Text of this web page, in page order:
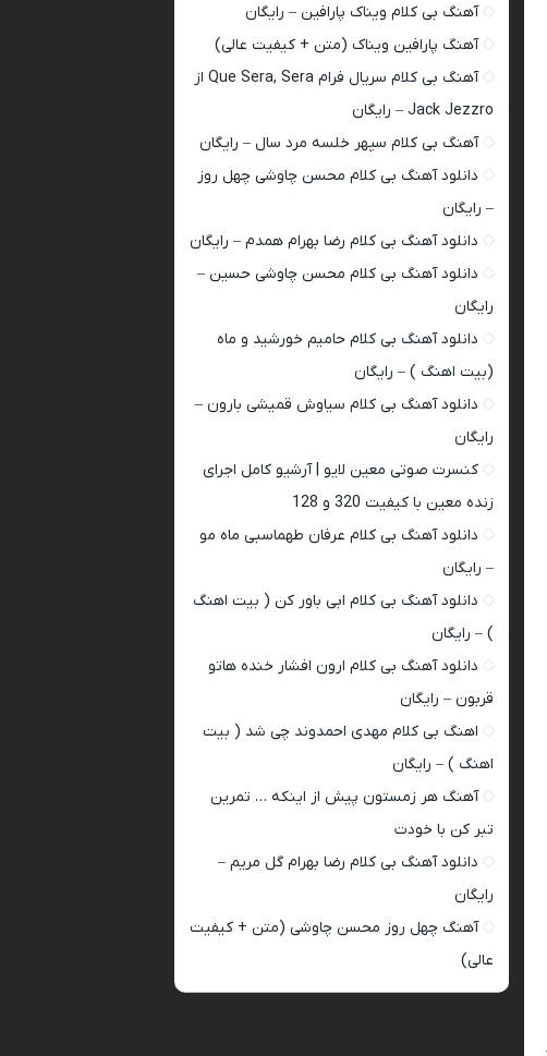
آهنگ بی کلام ویناک پارافین – رایگان
آهنگ پارافین ویناک (متن + کیفیت عالی)
آهنگ بی کلام سریال فرام Que Sera, Sera از
Jack Jezzro – رایگان
آهنگ بی کلام سپهر خلسه مرد سال – رایگان
دانلود آهنگ بی کلام محسن چاوشی چهل روز
– رایگان
دانلود آهنگ بی کلام رضا بهرام همدم – رایگان
دانلود آهنگ بی کلام محسن چاوشی حسین –
رایگان
دانلود آهنگ بی کلام حامیم خورشید و ماه
(بیت اهنگ ) – رایگان
دانلود آهنگ بی کلام سیاوش قمیشی بارون –
رایگان
کنسرت صوتی معین لایو | آرشیو کامل اجرای
زنده معین با کیفیت 320 و 128
دانلود آهنگ بی کلام عرفان طهماسبی ماه مو
– رایگان
دانلود آهنگ بی کلام ابی باور کن ( بیت اهنگ
) – رایگان
دانلود آهنگ بی کلام ارون افشار خنده هاتو
قربون – رایگان
اهنگ بی کلام مهدی احمدوند چی شد ( بیت
اهنگ ) – رایگان
آهنگ هر زمستون پیش از اینکه … تمرین
تبر کن با خودت
دانلود آهنگ بی کلام رضا بهرام گل مریم –
رایگان
آهنگ چهل روز محسن چاوشی (متن + کیفیت
عالی)